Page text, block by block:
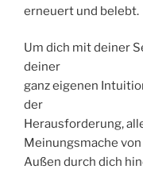
erneuert und belebt.
Um dich mit deiner
deiner
ganz eigenen
der
Herausforderung,
Meinungsmache von
Außen durch dich